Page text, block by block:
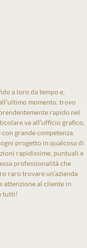
a loro da tempo e,
momento, trovo
rapido nel
va all’ufficio grafico,
grande competenza,
progetto in qualcosa di
rapidissime, puntuali e
professionalità che
raro trovare un’azienda
attenzione al cliente in
tutti!